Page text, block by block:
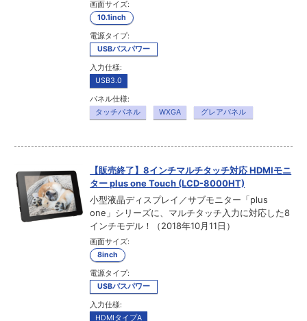
画面サイズ:
10.1inch
電源タイプ:
USBバスパワー
入力仕様:
USB3.0
パネル仕様:
タッチパネル
WXGA グレアパネル
【販売終了】8インチマルチタッチ対応 HDMIモニ
ター plus one Touch (LCD-8000HT)
小型液晶ディスプレイ／サブモニター「plus
one」シリーズに、マルチタッチ入力に対応した8
インチモデル！（2018年10月11日）
画面サイズ:
8inch
電源タイプ:
USBバスパワー
入力仕様:
HDMIタイプA